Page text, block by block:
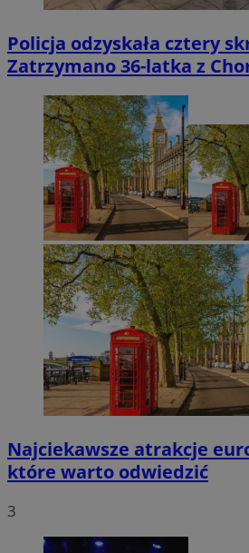
Policja odzyskała cztery
Zatrzymano 36-latka z
Najciekawsze atrakcje
które warto odwiedzić
3